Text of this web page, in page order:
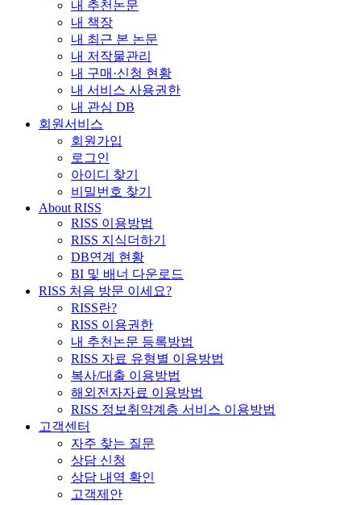
내 추천논문
내 책장
내 최근 본 논문
내 저작물관리
내 구매·신청 현황
내 서비스 사용권한
내 관심 DB
회원서비스
회원가입
로그인
아이디 찾기
비밀번호 찾기
About RISS
RISS 이용방법
RISS 지식더하기
DB연계 현황
BI 및 배너 다운로드
RISS 처음 방문 이세요?
RISS란?
RISS 이용권한
내 추천논문 등록방법
RISS 자료 유형별 이용방법
복사/대출 이용방법
해외전자자료 이용방법
RISS 정보취약계층 서비스 이용방법
고객센터
자주 찾는 질문
상담 신청
상담 내역 확인
고객제안